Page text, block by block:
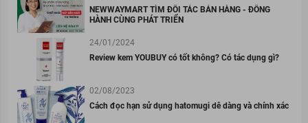
NEWWAYMART TÌM ĐỐI TÁC BÁN HÀNG - ĐỒNG
HÀNH CÙNG PHÁT TRIỂN
24/01/2024
Review kem YOUBUY có tốt không? Có tác dụng gì?
02/08/2023
Cách đọc hạn sử dụng hatomugi dễ dàng và chính xác